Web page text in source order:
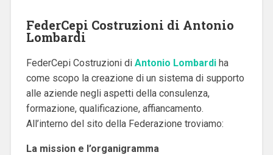
FederCepi Costruzioni di Antonio
Lombardi
FederCepi Costruzioni di Antonio Lombardiha
come scopo la creazione di un sistema di supporto
alle aziende negli aspetti della consulenza,
formazione, qualificazione, affiancamento.
All’interno del sito della Federazione troviamo:
La mission e l’organigramma